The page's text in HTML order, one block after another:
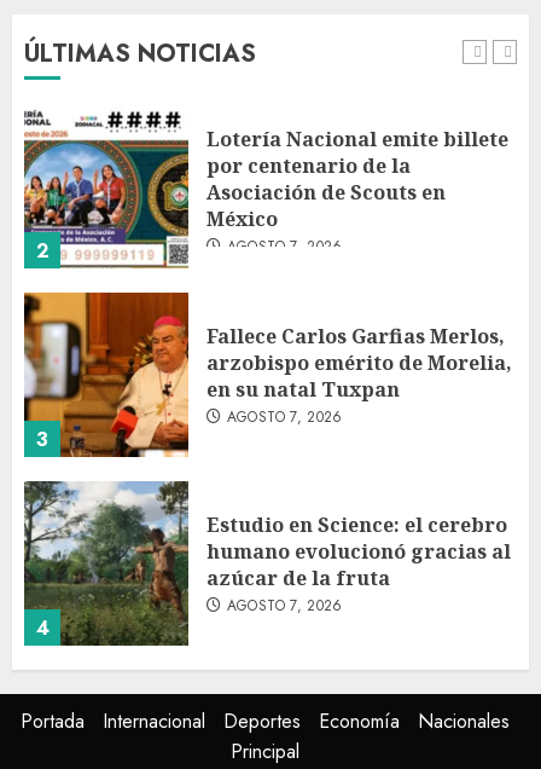
ÚLTIMAS NOTICIAS
1
2
Lotería Nacional emite billete
por centenario de la
Asociación de Scouts en
México
AGOSTO 7, 2026
3
Fallece Carlos Garfias Merlos,
arzobispo emérito de Morelia,
en su natal Tuxpan
AGOSTO 7, 2026
4
Estudio en Science: el cerebro
humano evolucionó gracias al
azúcar de la fruta
AGOSTO 7, 2026
redes sociales para visados de
periodistas y ciertos
Portada Internacional Deportes Economía
Nacionales
Principal